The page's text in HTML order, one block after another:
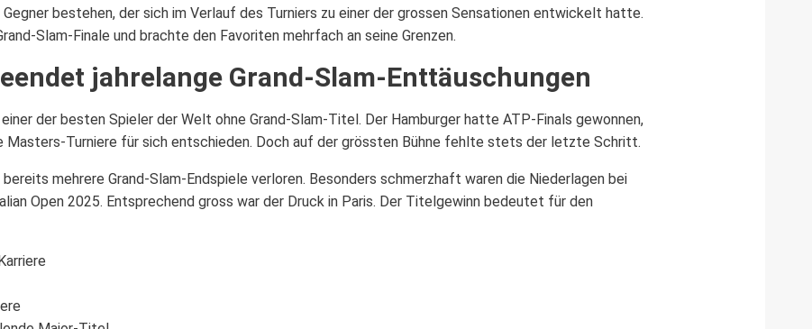
bestehen, der sich im Verlauf des Turniers zu einer der grossen Sensationen entwickelt hatte.
Slam-Finale und brachte den Favoriten mehrfach an seine Grenzen.
jahrelange Grand-Slam-Enttäuschungen
der besten Spieler der Welt ohne Grand-Slam-Titel. Der Hamburger hatte ATP-Finals gewonnen,
Masters-Turniere für sich entschieden. Doch auf der grössten Bühne fehlte stets der letzte Schritt.
mehrere Grand-Slam-Endspiele verloren. Besonders schmerzhaft waren die Niederlagen bei
Open 2025. Entsprechend gross war der Druck in Paris. Der Titelgewinn bedeutet für den